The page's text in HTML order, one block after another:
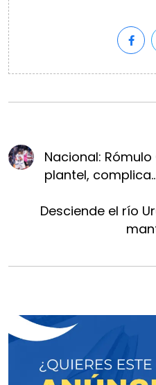
Nacional:
plantel,
Desciende el río